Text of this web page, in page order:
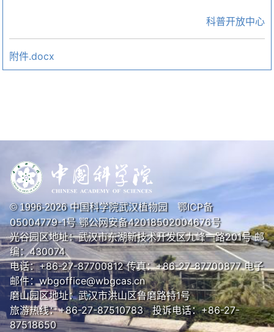
科普开放中心
附件.docx
© 1996-2026中国科学院武汉植物园 鄂ICP备
05004779-1号鄂公网安备42018502004676号
光谷园区地址：武汉市东湖新技术开发区九峰一路201号 邮
编：430074
电话：+86-27-87700812 传真：+86-27-87700877 电子
邮件：wbgoffice@wbgcas.cn
磨山园区地址：武汉市洪山区鲁磨路特1号
旅游热线：+86-27-87510783 投诉电话：+86-27-
87518650